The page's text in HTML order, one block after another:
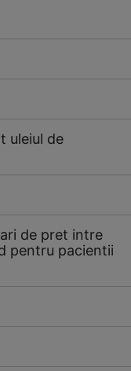
uleiul de
de pret intre
pentru pacientii